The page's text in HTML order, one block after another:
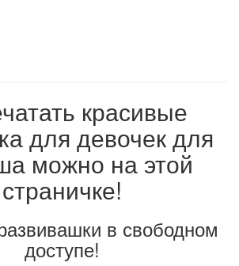
красивые
для девочек для
можно на этой
страничке!
в свободном
доступе!